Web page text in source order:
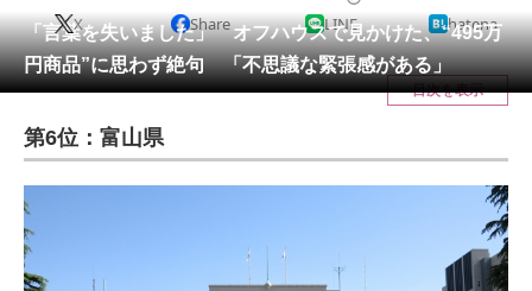
会員記事
メディア
注目記事を集めた総合ページ
進化するPCとデバイスの未来
「言葉を失いました」 オフハウスで見かけた、“495万
円商品”に思わず絶句 「不思議な緊張感がある」
X Share LINE hatena
目次を表示
第6位：富山県